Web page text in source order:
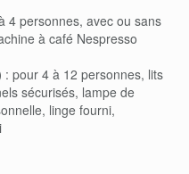
4 personnes, avec ou sans
à café Nespresso
: pour 4 à 12 personnes, lits
sécurisés, lampe de
linge fourni,